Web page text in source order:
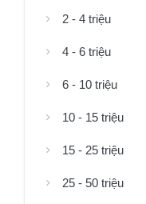
2 - 4 triệu
4 - 6 triệu
6 - 10 triệu
10 - 15 triệu
15 - 25 triệu
25 - 50 triệu